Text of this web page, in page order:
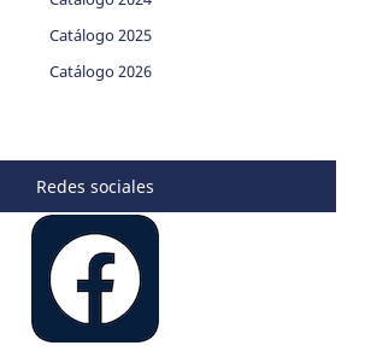
Catálogo 2025
Catálogo 2026
Redes sociales